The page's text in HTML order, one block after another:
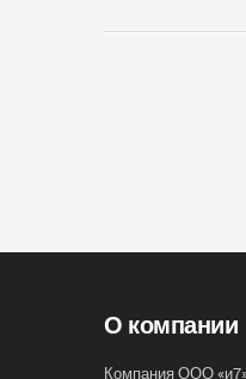
О компании
Компания ООО